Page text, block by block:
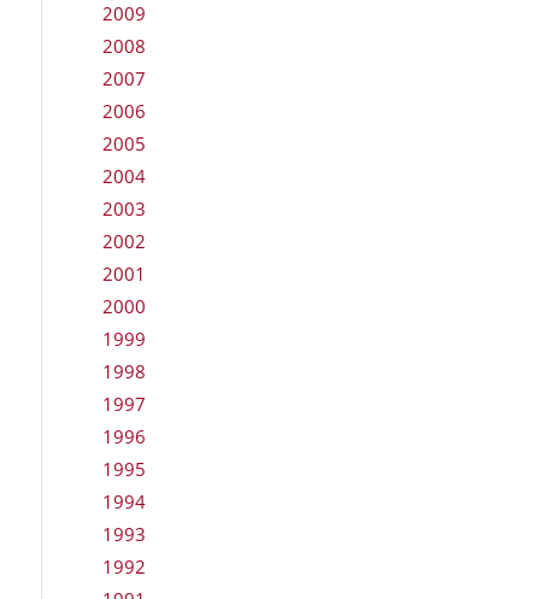
2009
2008
2007
2006
2005
2004
2003
2002
2001
2000
1999
1998
1997
1996
1995
1994
1993
1992